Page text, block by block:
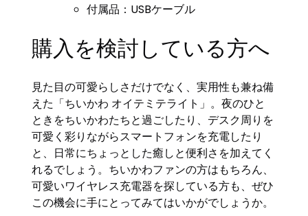
付属品：USBケーブル
購入を検討している方へ
見た目の可愛らしさだけでなく、実用性も兼ね備
えた「ちいかわ オイテミテライト」。夜のひと
ときをちいかわたちと過ごしたり、デスク周りを
可愛く彩りながらスマートフォンを充電したり
と、日常にちょっとした癒しと便利さを加えてく
れるでしょう。ちいかわファンの方はもちろん、
可愛いワイヤレス充電器を探している方も、ぜひ
この機会に手にとってみてはいかがでしょうか。